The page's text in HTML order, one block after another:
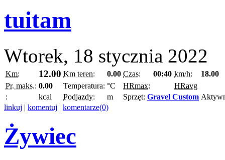
tuitam
Wtorek, 18 stycznia 2022
Km: 12.00 Km teren: 0.00 Czas: 00:40 km/h:
18.00
Pr. maks.: 0.00 Temperatura: °C HRmax:
HRavg
:
kcal Podjazdy: m Sprzęt: Gravel Custom
linkuj | komentuj | komentarze(0)
Żywiec